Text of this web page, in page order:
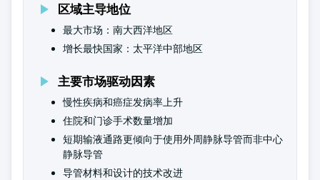
区域主导地位
最大市场：南大西洋地区
增长最快国家：太平洋中部地区
主要市场驱动因素
慢性疾病和癌症发病率上升
住院和门诊手术数量增加
短期输液通路更倾向于使用外周静脉导管而非中心
静脉导管
导管材料和设计的技术改进